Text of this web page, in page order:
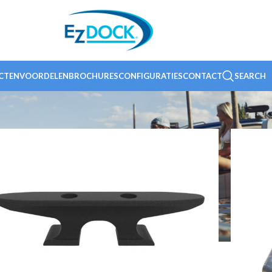
VOORDELENBROCHURESCONFIGURATIESCONTACT SEARCH